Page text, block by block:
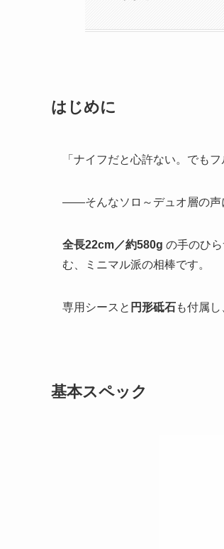
はじめに
「ナイフだと心許ない。でも
——そんなソロ～デュオ層の声
全長22cm／約580g の手のひ
む、ミニマル派の相棒です。
専用シースと 円形砥石も付属
基本スペック